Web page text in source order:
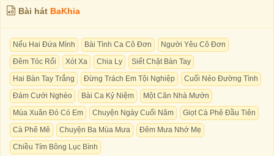
Bài hát BaKhia
Nếu Hai Đứa Mình Bài Tình Ca Cô Đơn
Người Yêu Cô Đơn
Đêm Tóc Rối
Xót Xa Chia Ly
Siết Chặt Bàn Tay
Hai Bàn Tay Trắng
Đừng Trách Em Tội Nghiệp
Cuối Nẻo Đường Tình
Đám Cưới Nghèo
Bài Ca Kỷ Niệm
Một Căn Nhà Mướn
Mùa Xuân Đó Có Em
Chuyện Ngày Cuối Năm
Giọt Cà Phê Đầu Tiên
Cà Phê Mê
Chuyện Ba Mùa Mưa
Đêm Mưa Nhớ Mẹ
Chiều Tím Bông Lục Bình